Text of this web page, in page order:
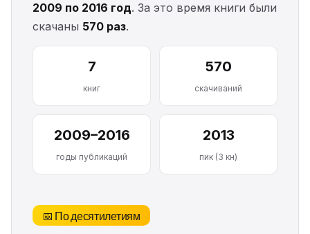
2009 по 2016 год. За это время книги были
скачаны 570 раз.
7
книг
570
скачиваний
2009–2016
годы публикаций
2013
пик (3 кн)
📅 По десятилетиям